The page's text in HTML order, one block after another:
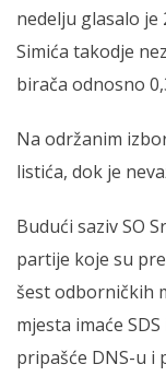
nedelju glasalo je
Simića takodje
birača odnosno
Na održanim
listića, dok je
Budući saziv SO
partije koje su
šest odborničkih
mjesta imaće
pripašće DNS-u i